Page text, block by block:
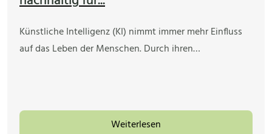
Künstliche Intelligenz (KI) nimmt immer mehr Einfluss
auf das Leben der Menschen. Durch ihren…
Weiterlesen